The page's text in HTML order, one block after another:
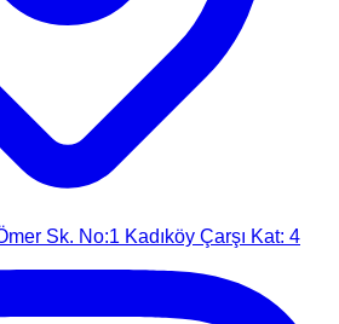
Sk. No:1 Kadıköy Çarşı Kat: 4